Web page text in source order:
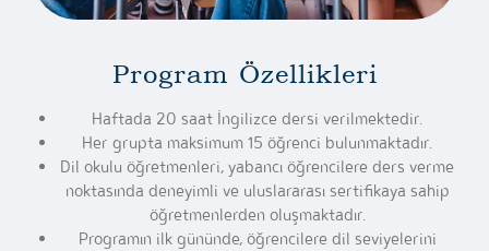
Program Özellikleri
Haftada 20 saat İngilizce dersi verilmektedir.
Her grupta maksimum 15 öğrenci bulunmaktadır.
Dil okulu öğretmenleri, yabancı öğrencilere ders verme
noktasında deneyimli ve uluslararası sertifikaya sahip
öğretmenlerden oluşmaktadır.
Programın ilk gününde, öğrencilere dil seviyelerini